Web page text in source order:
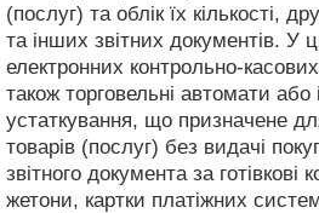
(послуг) та облік їх кількості,
та інших звітних документів. У
електронних контрольно-
також торговельні автомати або
устаткування, що призначене
товарів (послуг) без видачі
звітного документа за
жетони, картки платіжних